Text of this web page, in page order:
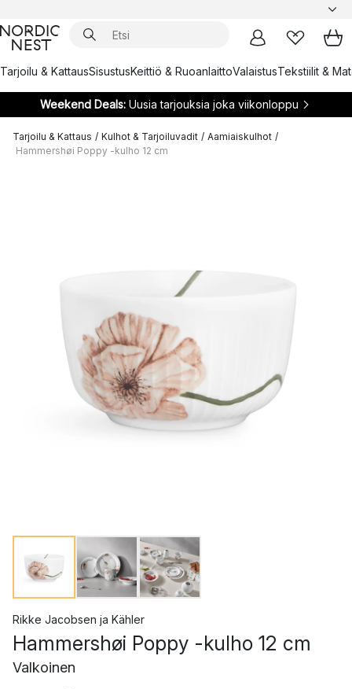
Tarjoilu & KattausSisustusKeittiö & RuoanlaittoValaistusTekstiilit &
Weekend Deals:Uusia tarjouksia joka viikonloppu
Tarjoilu & Kattaus / Kulhot & Tarjoiluvadit / Aamiaiskulhot /
Hammershøi Poppy -kulho 12 cm
Rikke Jacobsen ja Kähler
Hammershøi Poppy -kulho 12 cm
Valkoinen